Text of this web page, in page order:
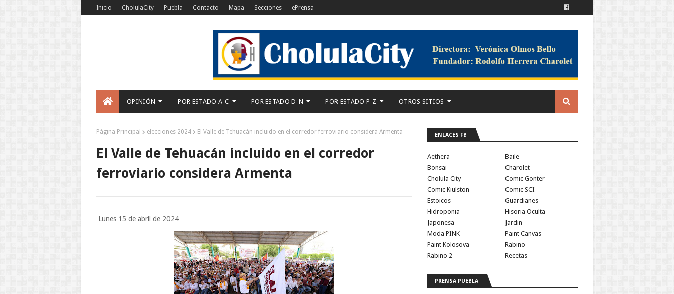
Inicio CholulaCity Puebla Contacto Mapa Secciones ePrensa
OPINIÓN POR ESTADO A-C POR ESTADO D-N POR ESTADO P-Z OTROS SITIOS
Página Principal elecciones 2024 El Valle de Tehuacán incluido en el corredor ferroviario considera Armenta
El Valle de Tehuacán incluido en el corredor
ferroviario considera Armenta
Lunes 15 de abril de 2024
ENLACES FB
Aethera
Baile
Bonsai
Charolet
Cholula City
Comic Gonter
Comic Kiulston
Comic SCI
Estoicos
Guardianes
Hidroponia
Hisoria Oculta
Japonesa
Jardin
Moda PINK
Paint Canvas
Paint Kolosova
Rabino
Rabino 2
Recetas
PRENSA PUEBLA